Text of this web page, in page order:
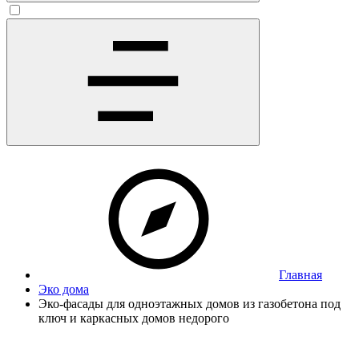
Главная
Эко дома
Эко-фасады для одноэтажных домов из газобетона под
ключ и каркасных домов недорого